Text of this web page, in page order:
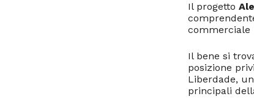
Il progetto
commerciale
Il bene si
posizione
Liberdade,
principali